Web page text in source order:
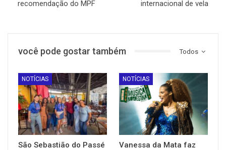
recomendação do MPF
internacional de vela
Todos
você pode gostar também
NOTÍCIAS
São Sebastião do Passé
NOTÍCIAS
Vanessa da Mata faz